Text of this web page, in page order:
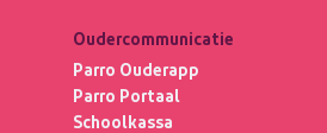
Oudercommunicatie
Parro Ouderapp
Parro Portaal
Schoolkassa